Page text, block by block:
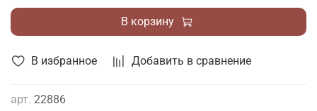
В избранное Добавить в сравнение
арт. 22886
В корзину